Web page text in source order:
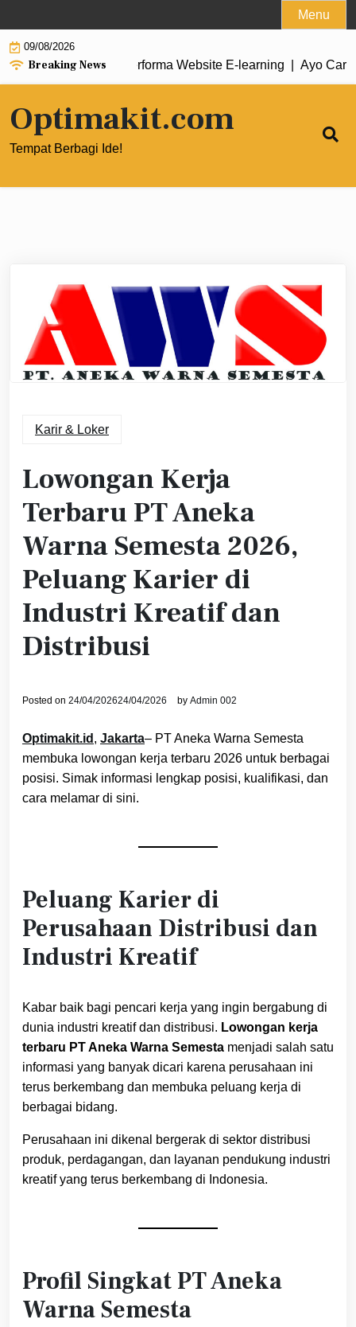
to
content
Menu
09/08/2026
Breaking News
Hosting untuk Performa Website E‑learning |Ayo Cara
Optimakit.com
Tempat Berbagi Ide!
Karir & Loker
Lowongan Kerja
Terbaru PT Aneka
Warna Semesta 2026,
Peluang Karier di
Industri Kreatif dan
Distribusi
Posted on 24/04/202624/04/2026 by Admin 002
Optimakit.id , Jakarta– PT Aneka Warna Semesta
membuka lowongan kerja terbaru 2026 untuk berbagai
posisi. Simak informasi lengkap posisi, kualifikasi, dan
cara melamar di sini.
Peluang Karier di
Perusahaan Distribusi dan
Industri Kreatif
Kabar baik bagi pencari kerja yang ingin bergabung di
dunia industri kreatif dan distribusi. Lowongan kerja
terbaru PT Aneka Warna Semesta menjadi salah satu
informasi yang banyak dicari karena perusahaan ini
terus berkembang dan membuka peluang kerja di
berbagai bidang.
Perusahaan ini dikenal bergerak di sektor distribusi
produk, perdagangan, dan layanan pendukung industri
kreatif yang terus berkembang di Indonesia.
Profil Singkat PT Aneka
Warna Semesta